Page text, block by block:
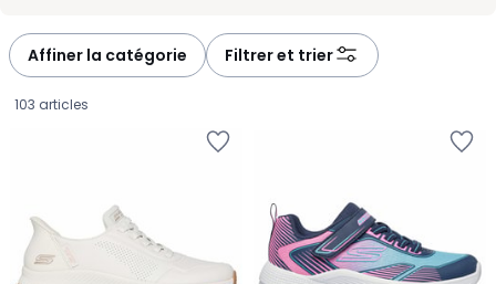
Affiner la catégorie Filtrer et trier
103 articles